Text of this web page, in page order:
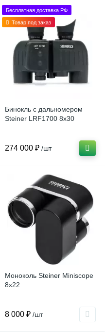
Бесплатная доставка РФ
Товар под заказ
Бинокль с дальномером
Steiner LRF1700 8x30
274 000 ₽ /шт
Моноколь Steiner Miniscope
8x22
8 000 ₽ /шт